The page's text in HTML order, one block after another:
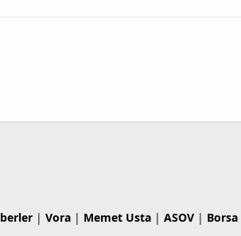
| Vora| Memet Usta| ASOV| Borsa